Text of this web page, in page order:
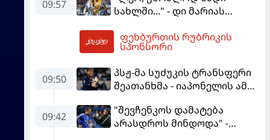
09:57
სახლში..." - დი მარიას
ფეხბურთის რუბრიკის
სპონსორი
09:50
პსჟ-მა სუძუკის ტრანსფერი
შეათანხმა - იაპონელის ამ
შევალიეს
გადაწყვეტილებაზე გადის
09:42
"შევჩენკოს დამატება
არასდროს მინდოდა" -